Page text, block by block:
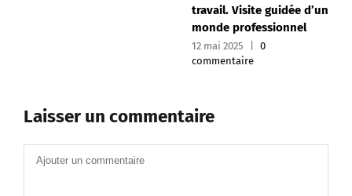
travail. Visite guidée d’un
Laisser un commentaire
Commentaire